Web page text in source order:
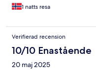
1 natts resa
Verifierad recension
10/10 Enastående
20 maj 2025